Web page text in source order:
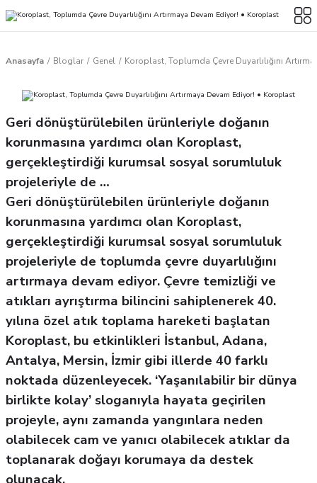
Anasayfa Bloglar Genel Koroplast, Toplumda Çevre Duyarlılığını
Geri dönüştürülebilen ürünleriyle doğanın
korunmasına yardımcı olan Koroplast,
gerçekleştirdiği kurumsal sosyal sorumluluk
projeleriyle de …
Geri dönüştürülebilen ürünleriyle doğanın
korunmasına yardımcı olan Koroplast,
gerçekleştirdiği kurumsal sosyal sorumluluk
projeleriyle de toplumda çevre duyarlılığını
artırmaya devam ediyor. Çevre temizliği ve
atıkları ayrıştırma bilincini sahiplenerek 40.
yılına özel atık toplama hareketi başlatan
Koroplast, bu etkinlikleri İstanbul, Adana,
Antalya, Mersin, İzmir gibi illerde 40 farklı
noktada düzenleyecek. ‘Yaşanılabilir bir dünya
birlikte kolay’ sloganıyla hayata geçirilen
projeyle, aynı zamanda yangınlara neden
olabilecek cam ve yanıcı olabilecek atıklar da
toplanarak doğayı korumaya da destek